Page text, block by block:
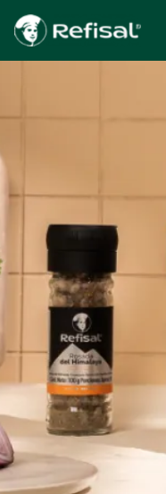
Pasar al contenido
Ruta de